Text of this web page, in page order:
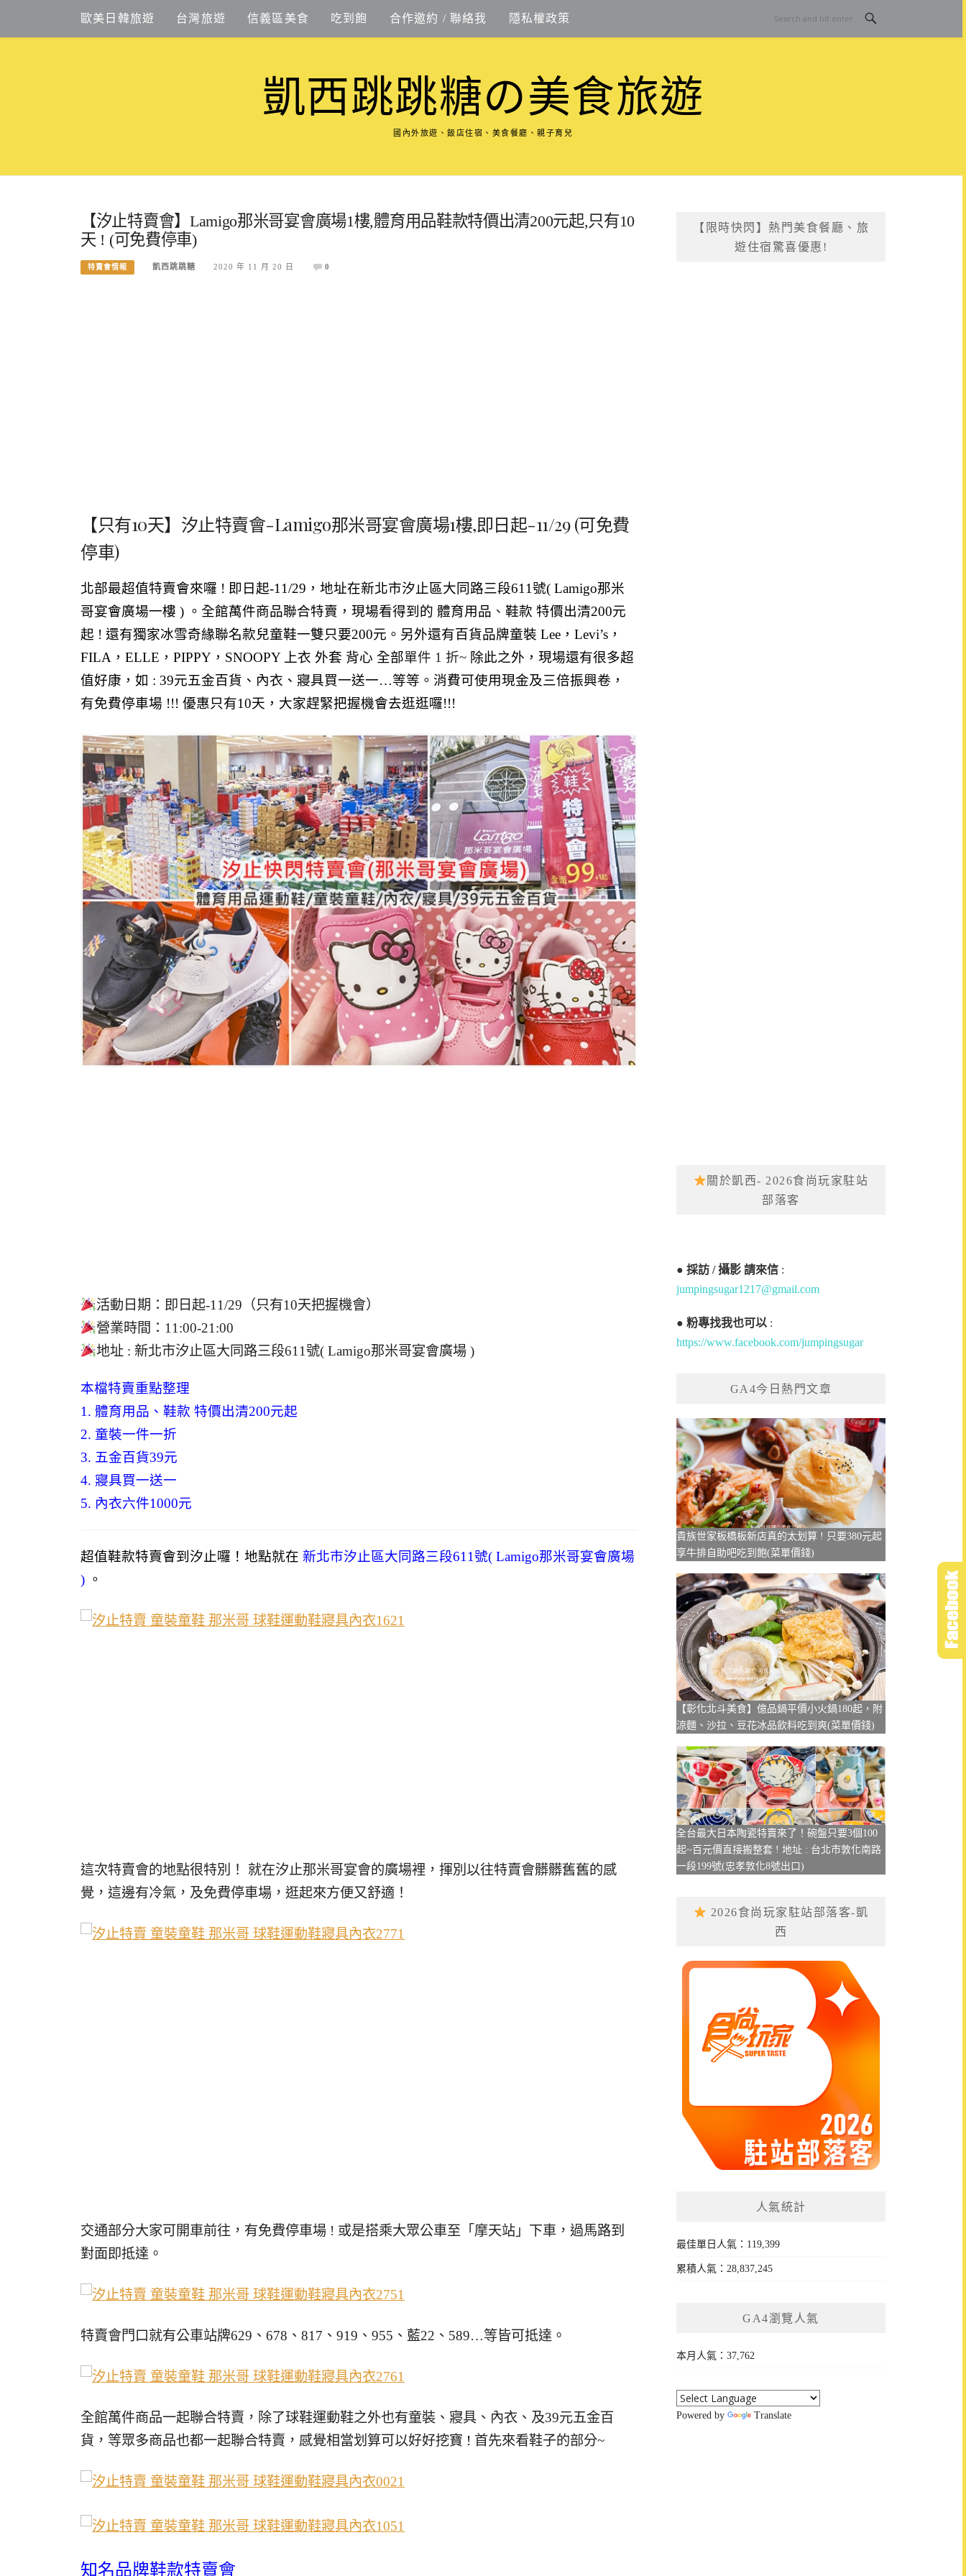
content
歐美日韓旅遊 台灣旅遊 信義區美食 吃到飽 合作邀約 / 聯絡我 隱私權政策
凱西跳跳糖の美食旅遊
國內外旅遊、飯店住宿、美食餐廳、親子育兒
【汐止特賣會】Lamigo那米哥宴會廣場1樓,體育用品鞋款特價出清200元起,只有10
天 ! (可免費停車)
特賣會情報 凱西跳跳糖 2020 年 11 月 20 日 0
【只有10天】汐止特賣會-Lamigo那米哥宴會廣場1樓,即日起-11/29 (可免費
停車)
北部最超值特賣會來囉 ! 即日起-11/29，地址在新北市汐止區大同路三段611號( Lamigo那米
哥宴會廣場一樓 ) 。全館萬件商品聯合特賣，現場看得到的 體育用品 、 鞋款 特價出清200元
起 ! 還有獨家冰雪奇緣聯名款兒童鞋一雙只要200元。另外還有百貨品牌童裝 Lee，Levi’s，
FILA，ELLE，PIPPY，SNOOPY 上衣 外套 背心 全部單件 1 折~ 除此之外，現場還有很多超
值好康，如 : 39元五金百貨、內衣、寢具買一送一…等等。 消費可使用現金及三倍振興卷，
有免費停車場 !!! 優惠只有10天，大家趕緊把握機會去逛逛囉!!!
活動日期：即日起-11/29（只有10天把握機會）
營業時間：11:00-21:00
地址 : 新北市汐止區大同路三段611號( Lamigo那米哥宴會廣場 )
本檔特賣重點整理
1. 體育用品、鞋款 特價出清200元起
2. 童裝一件一折
3. 五金百貨39元
4. 寢具買一送一
5. 內衣六件1000元
超值鞋款特賣會到汐止囉！地點就在 新北市汐止區大同路三段611號( Lamigo那米哥宴會廣場
) 。
這次特賣會的地點很特別！ 就在汐止那米哥宴會的廣場裡，揮別以往特賣會髒髒舊舊的感
覺，這邊有冷氣，及免費停車場，逛起來方便又舒適！
交通部分大家可開車前往，有免費停車場 ! 或是搭乘大眾公車至「摩天站」下車，過馬路到
對面即抵達。
特賣會門口就有公車站牌629、678、817、919、955、藍22、589…等皆可抵達。
全館萬件商品一起聯合特賣，除了球鞋運動鞋之外也有童裝、寢具、內衣、及39元五金百
貨，等眾多商品也都一起聯合特賣，感覺相當划算可以好好挖寶 ! 首先來看鞋子的部分~
知名品牌鞋款特賣會
【限時快閃】熱門美食餐廳、旅
遊住宿驚喜優惠!
關於凱西- 2026食尚玩家駐站
部落客
●採訪 / 攝影 請來信 :
jumpingsugar1217@gmail.com
●粉專找我也可以 :
https://www.facebook.com/jumpingsugar
GA4今日熱門文章
貴族世家板橋板新店真的太划算 ! 只要380元起
享牛排自助吧吃到飽(菜單價錢)
【彰化北斗美食】億品鍋平價小火鍋180起，附
涼麵、沙拉、豆花冰品飲料吃到爽(菜單價錢)
全台最大日本陶瓷特賣來了！碗盤只要3個100
起~百元價直接搬整套 ! 地址 : 台北市敦化南路
一段199號(忠孝敦化8號出口)
2026食尚玩家駐站部落客-凱
西
人氣統計
最佳單日人氣：119,399
累積人氣：28,837,245
GA4瀏覽人氣
本月人氣：37,762
Powered by Translate